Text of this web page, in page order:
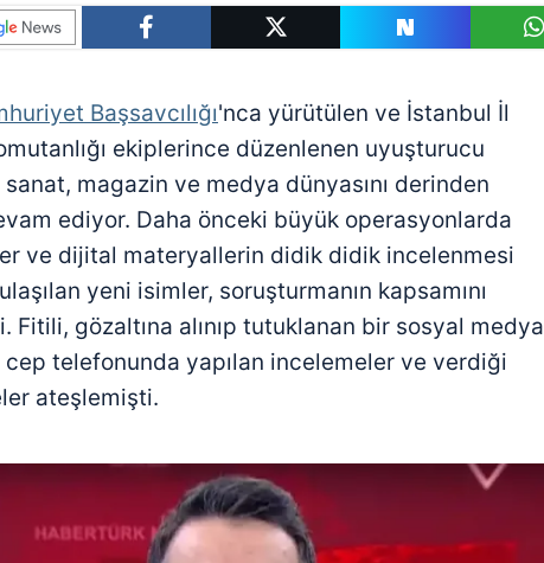
Başsavcılığı'nca yürütülen ve İstanbul İl
ekiplerince düzenlenen uyuşturucu
magazin ve medya dünyasını derinden
ediyor. Daha önceki büyük operasyonlarda
ve dijital materyallerin didik didik incelenmesi
yeni isimler, soruşturmanın kapsamını
Fitili, gözaltına alınıp tutuklanan bir sosyal medya
telefonunda yapılan incelemeler ve verdiği
ateşlemişti.